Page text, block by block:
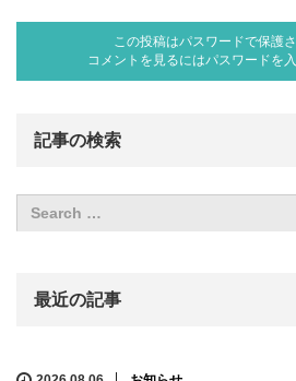
この投稿はパスワードで保護さ
コメントを見るにはパスワードを
記事の検索
最近の記事